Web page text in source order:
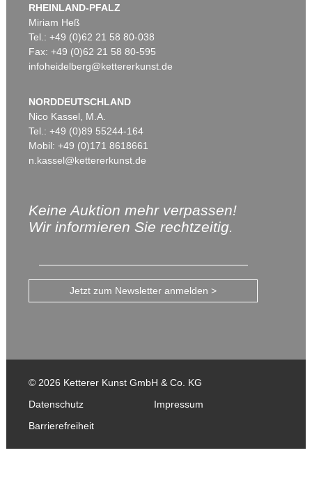
RHEINLAND-PFALZ
Miriam Heß
Tel.: +49 (0)62 21 58 80-038
Fax: +49 (0)62 21 58 80-595
infoheidelberg@kettererkunst.de
NORDDEUTSCHLAND
Nico Kassel, M.A.
Tel.: +49 (0)89 55244-164
Mobil: +49 (0)171 8618661
n.kassel@kettererkunst.de
Keine Auktion mehr verpassen!
Wir informieren Sie rechtzeitig.
Jetzt zum Newsletter anmelden >
© 2026 Ketterer Kunst GmbH & Co. KG
Datenschutz
Impressum
Barrierefreiheit